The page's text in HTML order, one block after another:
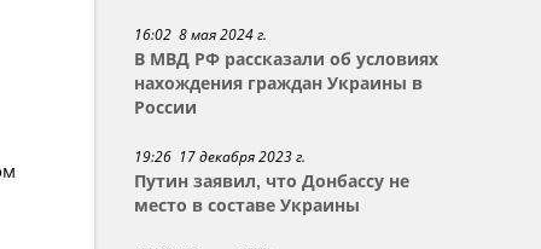
16:02 8 мая 2024 г.
В МВД РФ рассказали об условиях
нахождения граждан Украины в
России
19:26 17 декабря 2023 г.
Путин заявил, что Донбассу не
место в составе Украины